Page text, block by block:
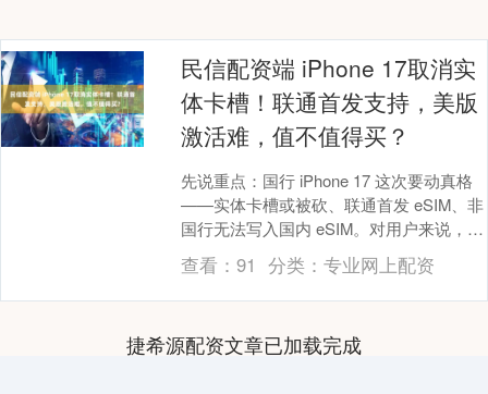
民信配资端 iPhone 17取消实
体卡槽！联通首发支持，美版
激活难，值不值得买？
先说重点：国行 iPhone 17 这次要动真格
——实体卡槽或被砍、联通首发 eSIM、非
国行无法写入国内 eSIM。对用户来说，这
不是小修小补民信配资端，而是....
查看：91 分类： 专业网上配资
捷希源配资文章已加载完成